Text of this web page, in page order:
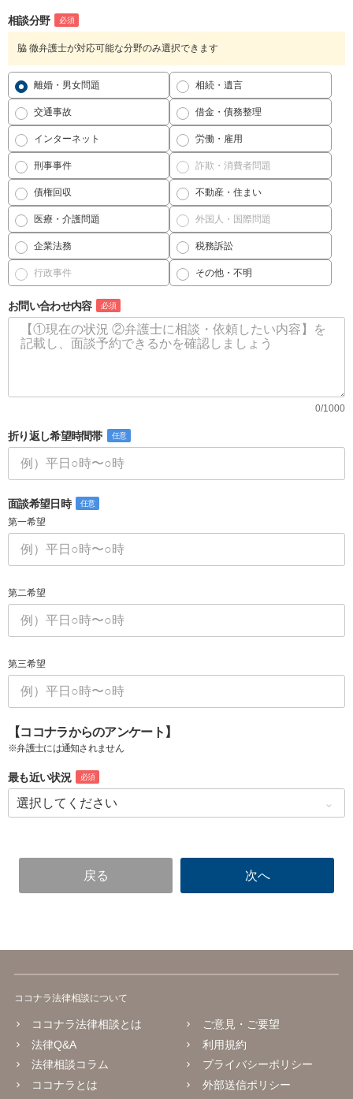
相談分野 必須
脇 徹弁護士が対応可能な分野のみ選択できます
離婚・男女問題 相続・遺言
交通事故 借金・債務整理
インターネット 労働・雇用
刑事事件 詐欺・消費者問題
債権回収 不動産・住まい
医療・介護問題 外国人・国際問題
企業法務 税務訴訟
行政事件 その他・不明
お問い合わせ内容 必須
0/1000
折り返し希望時間帯 任意
面談希望日時 任意
第一希望
第二希望
第三希望
【ココナラからのアンケート】
※弁護士には通知されません
最も近い状況 必須
ココナラ法律相談について
ココナラ法律相談とは
法律Q&A
法律相談コラム
ココナラとは
ご意見・ご要望
利用規約
プライバシーポリシー
外部送信ポリシー